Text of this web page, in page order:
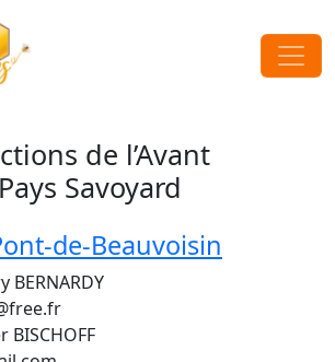
de l’Avant
Pays Savoyard
de-Beauvoisin
BERNARDY
BISCHOFF